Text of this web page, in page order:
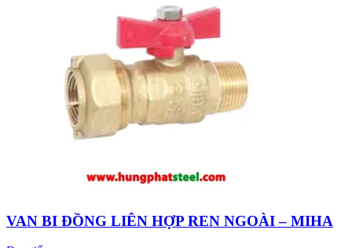
VAN BI ĐỒNG LIÊN HỢP REN NGOÀI – MIHA